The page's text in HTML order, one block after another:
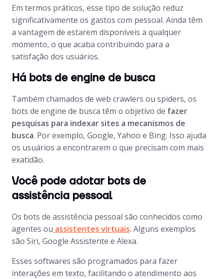
Em termos práticos, esse tipo de solução reduz
significativamente os gastos com pessoal. Ainda têm
a vantagem de estarem disponíveis a qualquer
momento, o que acaba contribuindo para a
satisfação dos usuários.
Há bots de engine de busca
Também chamados de web crawlers ou spiders, os
bots de engine de busca têm o objetivo de fazer
pesquisas para indexar sites a mecanismos de
busca. Por exemplo, Google, Yahoo e Bing. Isso ajuda
os usuários a encontrarem o que precisam com mais
exatidão.
Você pode adotar bots de
assistência pessoal
Os bots de assistência pessoal são conhecidos como
agentes ou assistentes virtuais. Alguns exemplos
são Siri, Google Assistente e Alexa.
Esses softwares são programados para fazer
interações em texto, facilitando o atendimento aos